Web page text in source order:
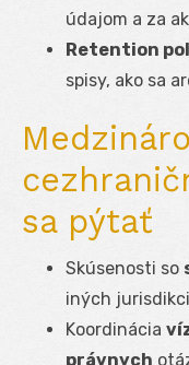
údajom a za
Retention
spisy, ako sa
sa pýtať
Skúsenosti so
iných
Koordinácia
právnych